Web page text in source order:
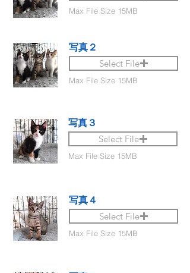
Max File Size 15MB
写真２
Select File
Max File Size 15MB
写真３
Select File
Max File Size 15MB
写真４
Select File
Max File Size 15MB